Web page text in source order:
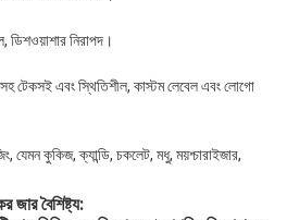
নিরাপদ।
টেকসই এবং স্থিতিশীল, কাস্টম লেবেল এবং লোগো
যেমন কুকিজ, ক্যান্ডি, চকলেট, মধু, ময়শ্চারাইজার,
জার বৈশিষ্ট্য: